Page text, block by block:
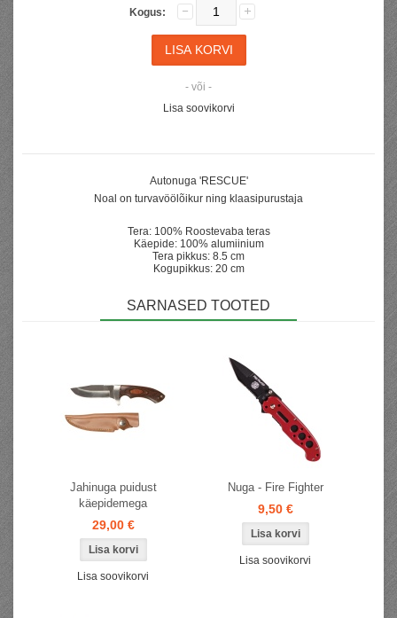
Kogus:
- või -
Lisa soovikorvi
Autonuga 'RESCUE'
Noal on turvavöölõikur ning klaasipurustaja
Tera: 100% Roostevaba teras
Käepide: 100% alumiinium
Tera pikkus: 8.5 cm
Kogupikkus: 20 cm
SARNASED TOOTED
Jahinuga puidust
käepidemega
29,00 €
Lisa soovikorvi
Nuga - Fire Fighter
9,50 €
Lisa soovikorvi